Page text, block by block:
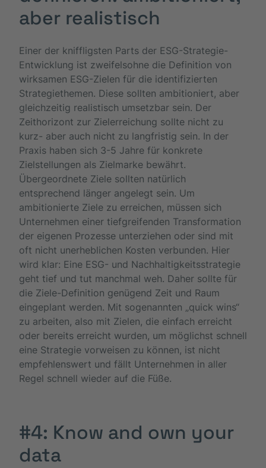
aber realistisch
Einer der kniffligsten Parts der ESG-Strategie-
Entwicklung ist zweifelsohne die Definition von
wirksamen ESG-Zielen für die identifizierten
Strategiethemen. Diese sollten ambitioniert, aber
gleichzeitig realistisch umsetzbar sein. Der
Zeithorizont zur Zielerreichung sollte nicht zu
kurz- aber auch nicht zu langfristig sein. In der
Praxis haben sich 3-5 Jahre für konkrete
Zielstellungen als Zielmarke bewährt.
Übergeordnete Ziele sollten natürlich
entsprechend länger angelegt sein. Um
ambitionierte Ziele zu erreichen, müssen sich
Unternehmen einer tiefgreifenden Transformation
der eigenen Prozesse unterziehen oder sind mit
oft nicht unerheblichen Kosten verbunden. Hier
wird klar: Eine ESG- und Nachhaltigkeitsstrategie
geht tief und tut manchmal weh. Daher sollte für
die Ziele-Definition genügend Zeit und Raum
eingeplant werden. Mit sogenannten „quick wins“
zu arbeiten, also mit Zielen, die einfach erreicht
oder bereits erreicht wurden, um möglichst schnell
eine Strategie vorweisen zu können, ist nicht
empfehlenswert und fällt Unternehmen in aller
Regel schnell wieder auf die Füße.
#4: Know and own your
data